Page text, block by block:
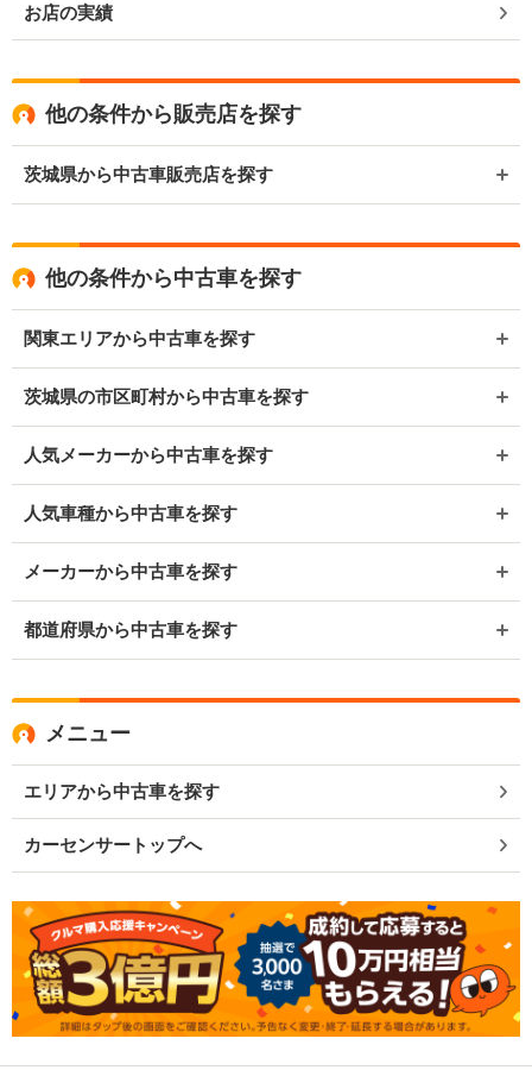
お店の実績
他の条件から販売店を探す
茨城県から中古車販売店を探す
他の条件から中古車を探す
関東エリアから中古車を探す
茨城県の市区町村から中古車を探す
人気メーカーから中古車を探す
人気車種から中古車を探す
メーカーから中古車を探す
都道府県から中古車を探す
メニュー
エリアから中古車を探す
カーセンサートップへ